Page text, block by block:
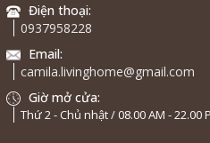
Điện thoại:
0937958228
Email:
camila.livinghome@gmail.com
Giờ mở cửa:
Thứ 2 - Chủ nhật / 08.00 AM - 22.00